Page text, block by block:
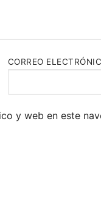
CORREO
y web en este